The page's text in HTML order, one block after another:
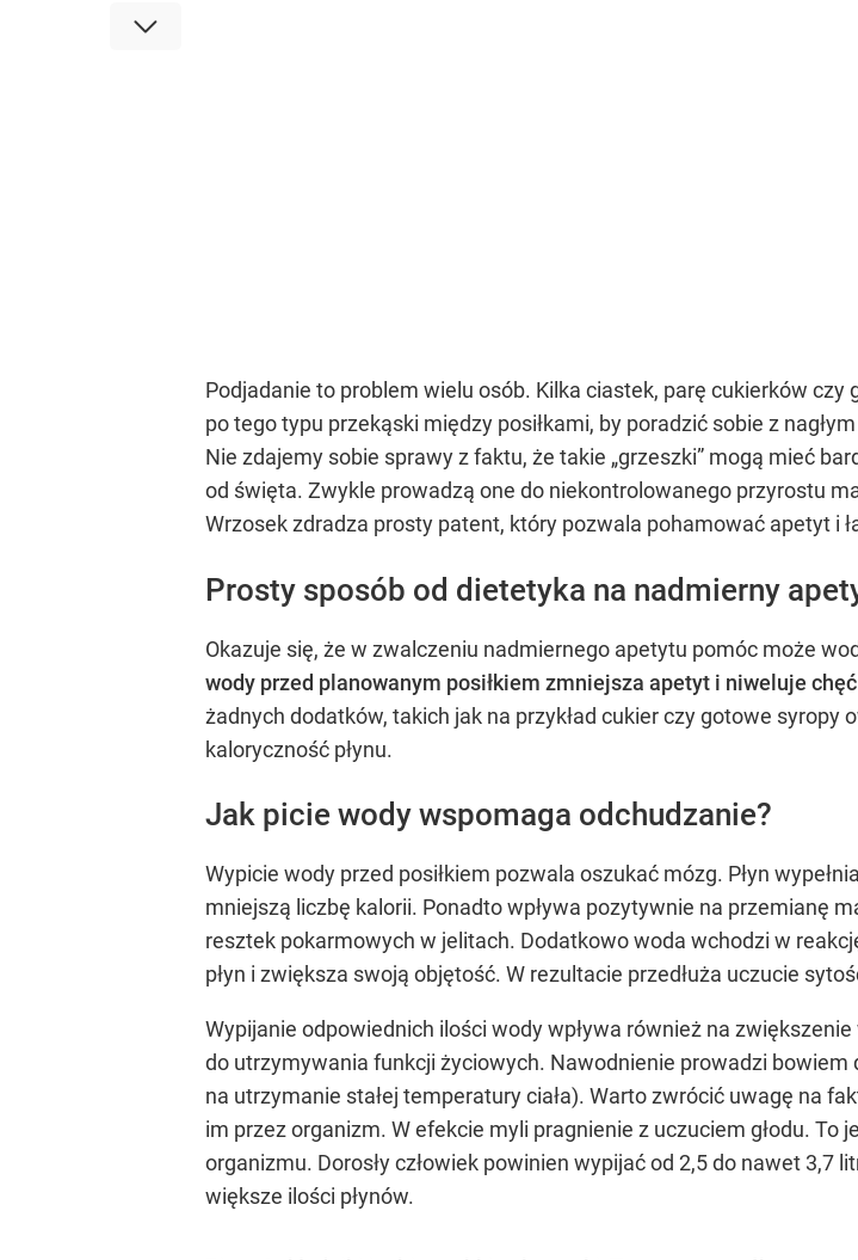
Podjadanie to problem wielu osób. Kilka ciastek, parę cukierków
po tego typu przekąski między posiłkami, by poradzić sobie z
Nie zdajemy sobie sprawy z faktu, że takie „grzeszki” mogą mieć
od święta. Zwykle prowadzą one do niekontrolowanego przyrostu
Wrzosek zdradza prosty patent, który pozwala pohamować apetyt i
Prosty sposób od dietetyka na nadmierny
Okazuje się, że w zwalczeniu nadmiernego apetytu pomóc może
wody przed planowanym posiłkiem zmniejsza apetyt i niweluje
żadnych dodatków, takich jak na przykład cukier czy gotowe syropy
kaloryczność płynu.
Jak picie wody wspomaga odchudzanie?
Wypicie wody przed posiłkiem pozwala oszukać mózg. Płyn
mniejszą liczbę kalorii. Ponadto wpływa pozytywnie na przemianę
resztek pokarmowych w jelitach. Dodatkowo woda wchodzi w
płyn i zwiększa swoją objętość. W rezultacie przedłuża uczucie
Wypijanie odpowiednich ilości wody wpływa również na
do utrzymywania funkcji życiowych. Nawodnienie prowadzi
na utrzymanie stałej temperatury ciała). Warto zwrócić uwagę na
im przez organizm. W efekcie myli pragnienie z uczuciem głodu.
organizmu. Dorosły człowiek powinien wypijać od 2,5 do nawet
większe ilości płynów.